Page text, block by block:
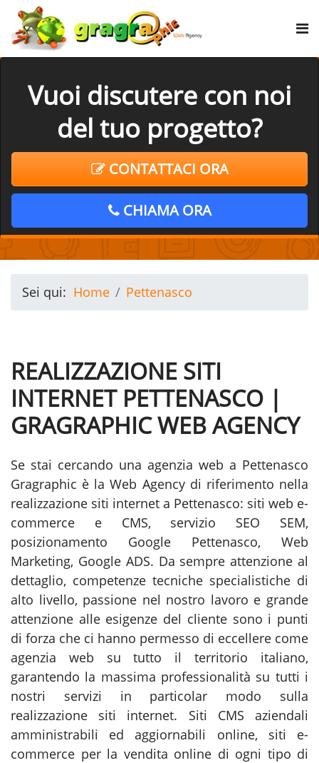
Vuoi discutere con noi
del tuo progetto?
CONTATTACI ORA
CHIAMA ORA
Sei qui: Home Pettenasco
REALIZZAZIONE SITI
INTERNET PETTENASCO |
GRAGRAPHIC WEB AGENCY
Se stai cercando una agenzia web a Pettenasco
Gragraphic è la Web Agency di riferimento nella
realizzazione siti internet a Pettenasco: siti web e-
commerce e CMS, servizio SEO SEM,
posizionamento Google Pettenasco, Web
Marketing, Google ADS. Da sempre attenzione al
dettaglio, competenze tecniche specialistiche di
alto livello, passione nel nostro lavoro e grande
attenzione alle esigenze del cliente sono i punti
di forza che ci hanno permesso di eccellere come
agenzia web su tutto il territorio italiano,
garantendo la massima professionalità su tutti i
nostri servizi in particolar modo sulla
realizzazione siti internet. Siti CMS aziendali
amministrabili ed aggiornabili online, siti e-
commerce per la vendita online di ogni tipo di